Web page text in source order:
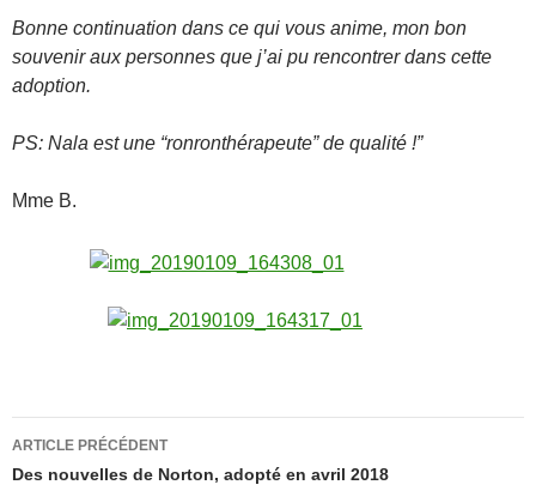
Bonne continuation dans ce qui vous anime, mon bon
souvenir aux personnes que j’ai pu rencontrer dans cette
adoption.
PS: Nala est une “ronronthérapeute” de qualité !”
Mme B.
Navigation
des
ARTICLE PRÉCÉDENT
Des nouvelles de Norton, adopté en avril 2018